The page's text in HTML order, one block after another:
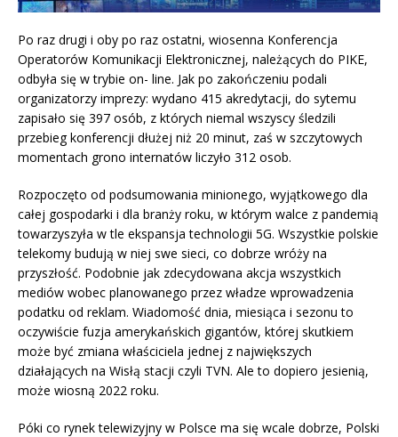
Po raz drugi i oby po raz ostatni, wiosenna Konferencja
Operatorów Komunikacji Elektronicznej, należących do PIKE,
odbyła się w trybie on- line. Jak po zakończeniu podali
organizatorzy imprezy: wydano 415 akredytacji, do sytemu
zapisało się 397 osób, z których niemal wszyscy śledzili
przebieg konferencji dłużej niż 20 minut, zaś w szczytowych
momentach grono internatów liczyło 312 osob.
Rozpoczęto od podsumowania minionego, wyjątkowego dla
całej gospodarki i dla branży roku, w którym walce z pandemią
towarzyszyła w tle ekspansja technologii 5G. Wszystkie polskie
telekomy budują w niej swe sieci, co dobrze wróży na
przyszłość. Podobnie jak zdecydowana akcja wszystkich
mediów wobec planowanego przez władze wprowadzenia
podatku od reklam. Wiadomość dnia, miesiąca i sezonu to
oczywiście fuzja amerykańskich gigantów, której skutkiem
może być zmiana właściciela jednej z największych
działających na Wisłą stacji czyli TVN. Ale to dopiero jesienią,
może wiosną 2022 roku.
Póki co rynek telewizyjny w Polsce ma się wcale dobrze, Polski